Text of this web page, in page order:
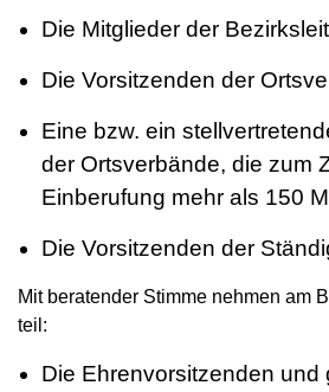
Die Mitglieder der
Die Vorsitzenden der
Eine bzw. ein
der Ortsverbände, die zum
Einberufung mehr als 150
Die Vorsitzenden der
Mit beratender Stimme nehmen am
teil:
Die Ehrenvorsitzenden und